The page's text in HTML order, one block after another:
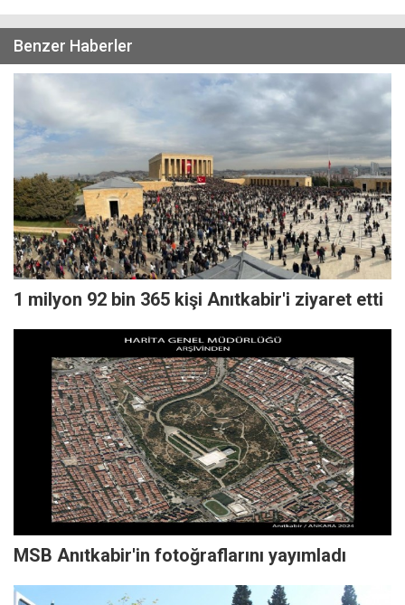
Benzer Haberler
1 milyon 92 bin 365 kişi Anıtkabir'i ziyaret etti
MSB Anıtkabir'in fotoğraflarını yayımladı